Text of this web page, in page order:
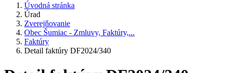
Úvodná stránka
Úrad
Zverejňovanie
Obec Šumiac - Zmluvy, Faktúry,...
Faktúry
Detail faktúry DF2024/340